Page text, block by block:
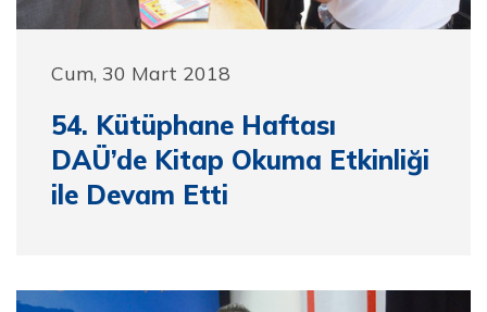
Cum, 30 Mart 2018
54. Kütüphane Haftası
DAÜ’de Kitap Okuma Etkinliği
ile Devam Etti